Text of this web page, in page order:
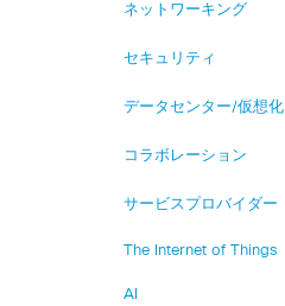
ネットワーキング
セキュリティ
データセンター/仮想化
コラボレーション
サービスプロバイダー
The Internet of Things
AI